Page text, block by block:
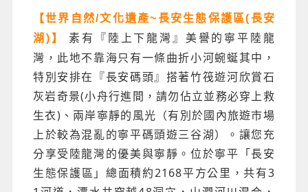
【世界自然/文化遺產~長安生態保護區(長安
湖)】
素有『陸上下龍灣』美譽的寧平陸龍
灣，此地不靠海只有一條曲折小河蜿蜒其中，
特別安排在『長安碼頭』搭著竹筏遊河欣賞石
灰岩奇景(小舟行進間，請勿佔立並務必穿上救
生衣)、兩岸寧靜的風光（有別於國內旅遊市場
上於較為混亂的寧平碼頭遊三谷湖）。讓您充
分享受陸龍灣的優美與寧靜。位於寧平「長安
生態保護區」總面積約2168平方公里，共有3